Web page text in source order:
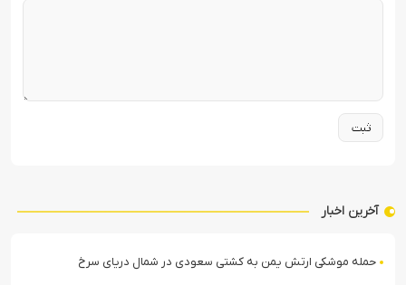
آخرین اخبار
حمله موشکی ارتش یمن به کشتی سعودی در شمال دریای سرخ